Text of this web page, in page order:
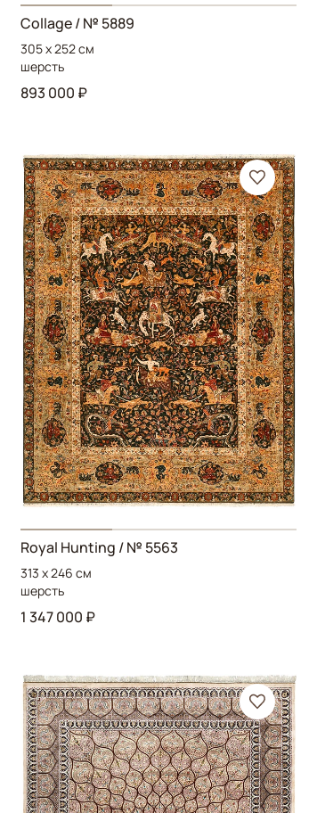
Collage/ № 5889
305 x 252 см
шерсть
893 000 ₽
Royal Hunting / № 5563
313 x 246 см
шерсть
1 347 000 ₽